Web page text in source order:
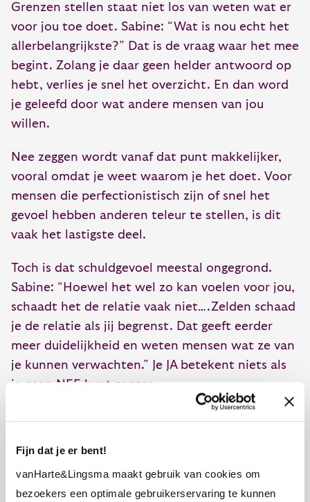
Fijn dat je er bent!
vanHarte&Lingsma maakt gebruik van cookies om
bezoekers een optimale gebruikerservaring te kunnen
Grenzen stellen staat niet los van weten wat er
voor jou toe doet. Sabine: “Wat is nou echt het
allerbelangrijkste?” Dat is de vraag waar het mee
begint. Zolang je daar geen helder antwoord op
hebt, verlies je snel het overzicht. En dan word
je geleefd door wat andere mensen van jou
willen.
Nee zeggen wordt vanaf dat punt makkelijker,
vooral omdat je weet waarom je het doet. Voor
mensen die perfectionistisch zijn of snel het
gevoel hebben anderen teleur te stellen, is dit
vaak het lastigste deel.
Toch is dat schuldgevoel meestal ongegrond.
Sabine: “Hoewel het wel zo kan voelen voor jou,
schaadt het de relatie vaak niet….Zelden schaad
je de relatie als jij begrenst. Dat geeft eerder
meer duidelijkheid en weten mensen wat ze van
je kunnen verwachten.” Je JA betekent niets als
je geen NEE kunt zeggen.
In de praktijk werkt het om een paar vaste
Denk aan “Ik denk er nog even over na, ik kom
erop terug” of een helder “Nee, dat gaat me niet
lukken”. Vriendelijk, met een duidelijk einde.